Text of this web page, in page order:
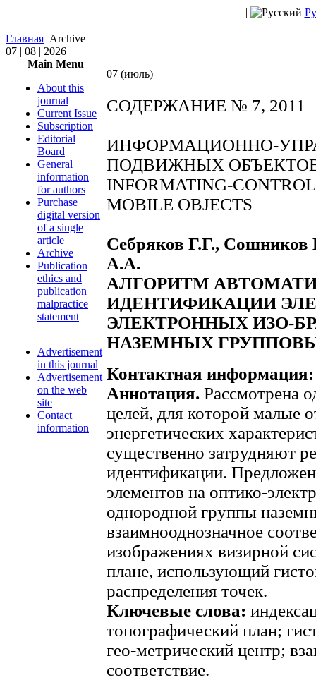
|
Главная Archive
07 | 08 | 2026
Main Menu
About this
journal
Current Issue
Subscription
Editorial
Board
General
information
for authors
Purchase
digital version
of a single
article
Archive
Publication
ethics and
publication
malpractice
statement
Advertisement
in this journal
Advertisement
on the web
site
Contact
information
07 (июль)
СОДЕРЖАНИЕ № 7, 2011
ИНФОРМАЦИОННО-
ПОДВИЖНЫХ
INFORMATING-
MOBILE OBJECTS
Себряков Г.Г.,
А.А.
АЛГОРИТМ
ИДЕНТИФИКАЦИИ
ЭЛЕКТРОННЫХ ИЗО-
НАЗЕМНЫХ
Контактная
Аннотация. Рассмотрена
целей, для которой малые
энергетических
существенно затрудняют
идентификации.
элементов на оптико-
однородной группы
взаимнооднозначное
изображениях визирной
плане, использующий
распределения точек.
Ключевые слова:
топографический план;
гео-метрический центр;
соответствие.